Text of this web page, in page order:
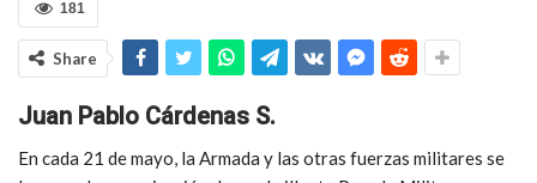
181
Share
Juan Pablo Cárdenas S.
En cada 21 de mayo, la Armada y las otras fuerzas militares se